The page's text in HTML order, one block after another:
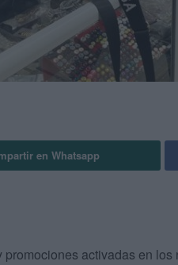
en Whatsapp
promociones activadas en los